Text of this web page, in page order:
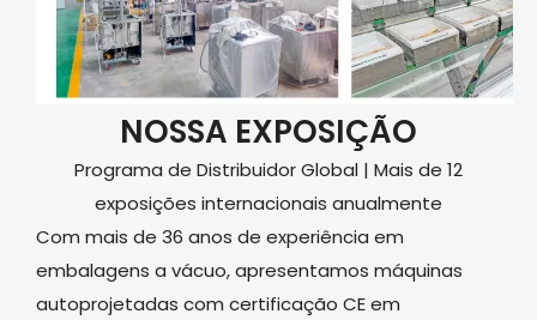
NOSSA EXPOSIÇÃO
Programa de Distribuidor Global | Mais de 12
exposições internacionais anualmente
Com mais de 36 anos de experiência em
embalagens a vácuo, apresentamos máquinas
autoprojetadas com certificação CE em